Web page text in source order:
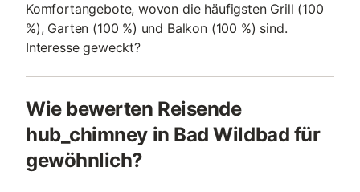
Komfortangebote, wovon die häufigsten Grill (100
%), Garten (100 %) und Balkon (100 %) sind.
Interesse geweckt?
Wie bewerten Reisende
hub_chimney in Bad Wildbad für
gewöhnlich?